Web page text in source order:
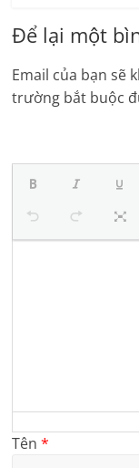
Để lại một
Email của bạn sẽ
trường bắt buộc
Tên*